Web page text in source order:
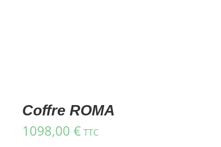
Coffre ROMA
1098,00 € TTC